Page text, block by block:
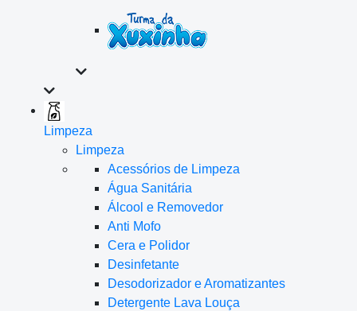
Limpeza
Limpeza
Acessórios de Limpeza
Água Sanitária
Álcool e Removedor
Anti Mofo
Cera e Polidor
Desinfetante
Desodorizador e Aromatizantes
Detergente Lava Louça